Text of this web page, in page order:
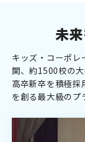
未
キッズ・コーポ
関、約1500校の
高卒新卒を積極採
を創る最大級のプ